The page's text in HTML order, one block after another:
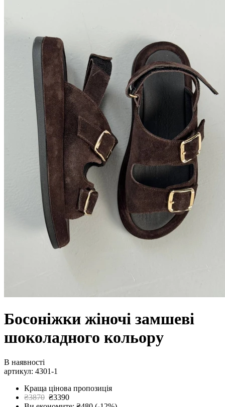
Босоніжки жіночі замшеві
шоколадного кольору
В наявності
артикул: 4301-1
Краща цінова пропозиція
₴3870 ₴3390